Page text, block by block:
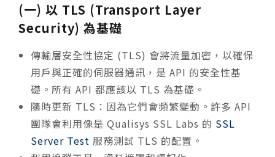
(一) 以 TLS (Transport Layer
Security) 為基礎
傳輸層安全性協定 (TLS) 會將流量加密，以確保
用戶與正確的伺服器通訊，是 API 的安全性基
礎。所有 API 都應該以 TLS 為基礎。
隨時更新 TLS：因為它們會頻繁變動。許多 API
團隊會利用像是 Qualisys SSL Labs 的 SSL
Server Test 服務測試 TLS 的配置。